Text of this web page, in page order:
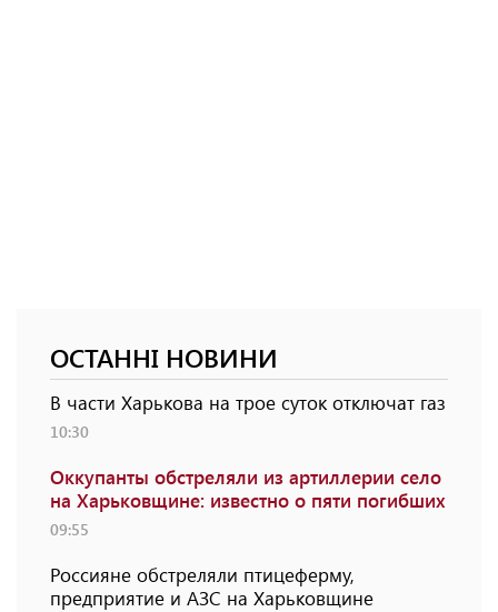
ОСТАННІ НОВИНИ
В части Харькова на трое суток отключат газ
10:30
Оккупанты обстреляли из артиллерии село
на Харьковщине: известно о пяти погибших
09:55
Россияне обстреляли птицеферму,
предприятие и АЗС на Харьковщине